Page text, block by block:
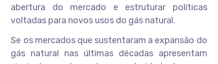
abertura do mercado e estruturar políticas
voltadas para novos usos do gás natural.
Se os mercados que sustentaram a expansão do
gás natural nas últimas décadas apresentam